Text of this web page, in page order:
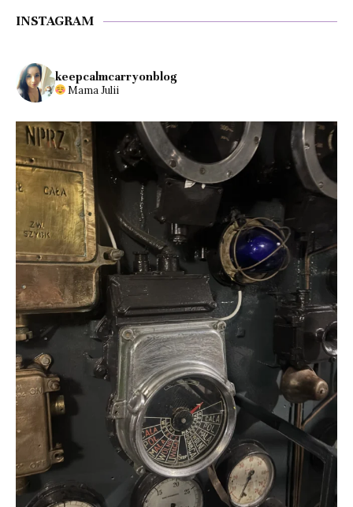
INSTAGRAM
keepcalmcarryonblog
Mama Julii